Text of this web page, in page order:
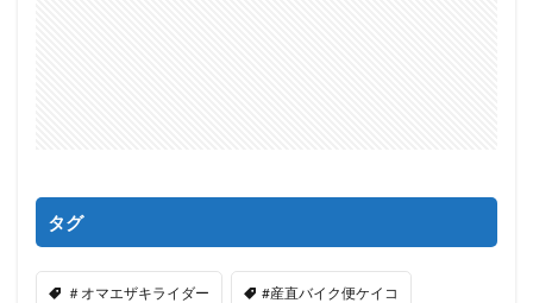
タグ
＃オマエザキライダー #産直バイク便ケイコ